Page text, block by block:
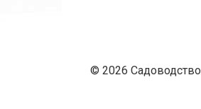
© 2026 Садоводство